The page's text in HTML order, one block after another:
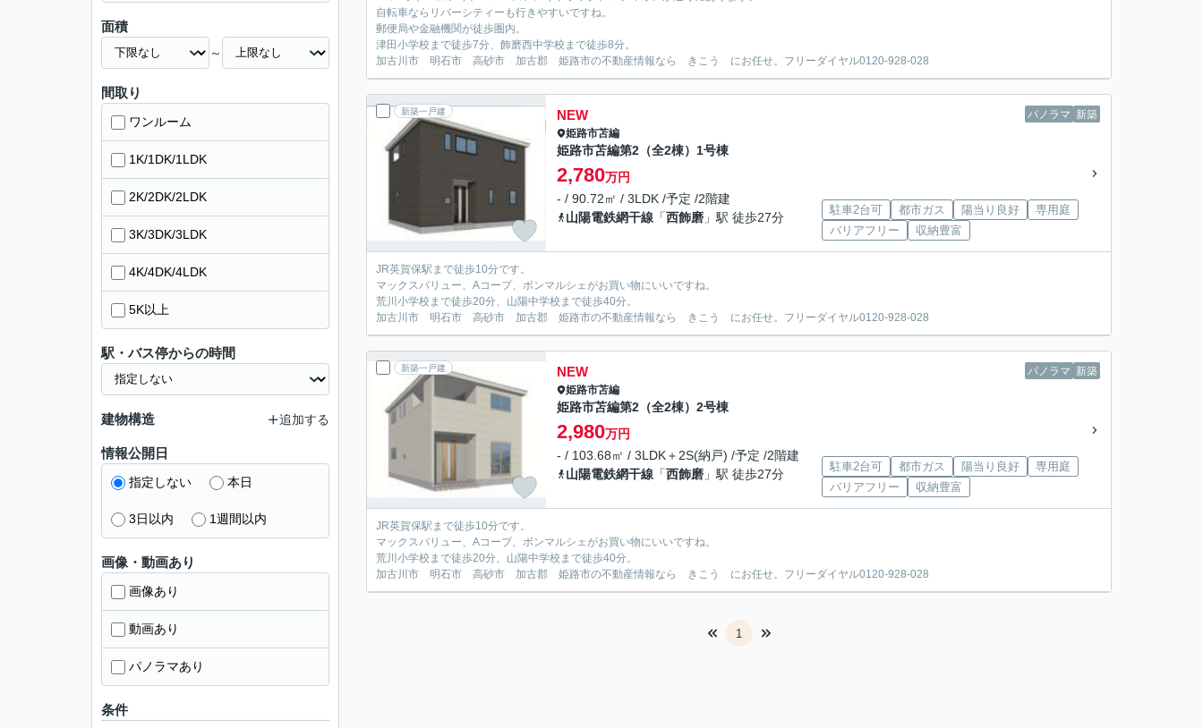
自転車ならリバーシティーも行きやすいですね。
郵便局や金融機関が徒歩圏内。
津田小学校まで徒歩7分、飾磨西中学校まで徒歩8分。
加古川市 明石市 高砂市 加古郡 姫路市の不動産情報なら きこう にお任せ。フリーダイヤル0120-928-028
新築一戸建 パノラマ 新築
NEW
姫路市苫編
姫路市苫編第2（全2棟）1号棟
2,780万円
- / 90.72㎡ / 3LDK /予定 /2階建
山陽電鉄網干線 「西飾磨 」駅 徒歩27分
駐車2台可 都市ガス 陽当り良好
専用庭
バリアフリー
収納豊富
JR英賀保駅まで徒歩10分です。
マックスバリュー、Aコープ、ボンマルシェがお買い物にいいですね。
荒川小学校まで徒歩20分、山陽中学校まで徒歩40分。
加古川市 明石市 高砂市 加古郡 姫路市の不動産情報なら きこう にお任せ。フリーダイヤル0120-928-028
新築一戸建 パノラマ 新築
NEW
姫路市苫編
姫路市苫編第2（全2棟）2号棟
2,980万円
- / 103.68㎡ / 3LDK＋2S(納戸) /予定 /2階建
山陽電鉄網干線 「西飾磨 」駅 徒歩27分
駐車2台可 都市ガス 陽当り良好
専用庭
バリアフリー
収納豊富
JR英賀保駅まで徒歩10分です。
マックスバリュー、Aコープ、ボンマルシェがお買い物にいいですね。
荒川小学校まで徒歩20分、山陽中学校まで徒歩40分。
加古川市 明石市 高砂市 加古郡 姫路市の不動産情報なら きこう にお任せ。フリーダイヤル0120-928-028
1
面積
～
間取り
ワンルーム
1K/1DK/1LDK
2K/2DK/2LDK
3K/3DK/3LDK
4K/4DK/4LDK
5K以上
駅・バス停からの時間
建物構造 追加する
情報公開日
指定しない 本日
3日以内 1週間以内
画像・動画あり
画像あり
動画あり
パノラマあり
条件